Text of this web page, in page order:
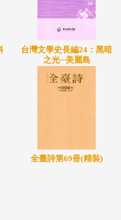
台灣文學史長編24：黑暗
之光─美麗島
全臺詩第69冊(精裝)